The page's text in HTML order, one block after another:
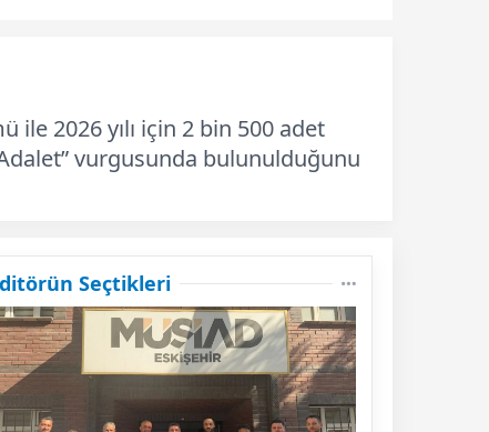
ile 2026 yılı için 2 bin 500 adet
vurgusunda bulunulduğunu
Seçtikleri